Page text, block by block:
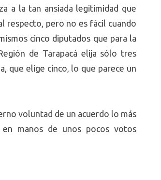
a la tan ansiada legitimidad que
respecto, pero no es fácil cuando
cinco diputados que para la
de Tarapacá elija sólo tres
que elige cinco, lo que parece un
voluntad de un acuerdo lo más
manos de unos pocos votos